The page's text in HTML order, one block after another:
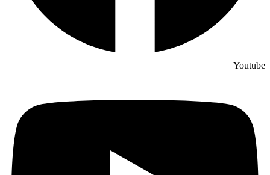
Youtube